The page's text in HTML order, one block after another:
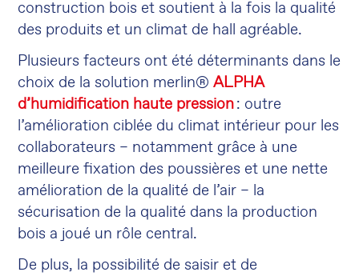
construction bois et soutient à la fois la qualité
des produits et un climat de hall agréable.
Plusieurs facteurs ont été déterminants dans le
choix de la solution merlin®ALPHA
d’humidification haute pression: outre
l’amélioration ciblée du climat intérieur pour les
collaborateurs – notamment grâce à une
meilleure fixation des poussières et une nette
amélioration de la qualité de l’air – la
sécurisation de la qualité dans la production
bois a joué un rôle central.
De plus, la possibilité de saisir et de